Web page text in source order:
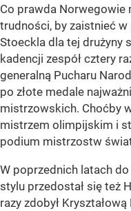
Co prawda Norwegowie
trudności, by zaistnieć w
Stoeckla dla tej drużyny
kadencji zespół cztery
generalną Pucharu
po złote medale
mistrzowskich. Choćby
mistrzem olimpijskim i
podium mistrzostw
W poprzednich latach
stylu przedostał się też
razy zdobył Kryształową